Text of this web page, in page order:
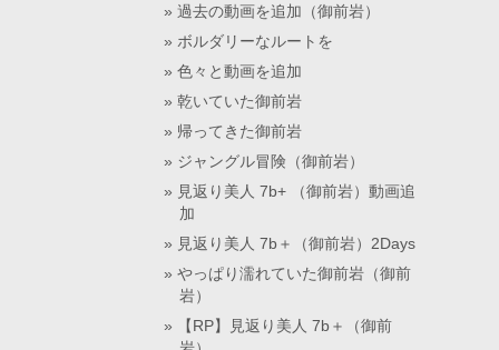
過去の動画を追加（御前岩）
ボルダリーなルートを
色々と動画を追加
乾いていた御前岩
帰ってきた御前岩
ジャングル冒険（御前岩）
見返り美人 7b+ （御前岩）動画追
加
見返り美人 7b＋（御前岩）2Days
やっぱり濡れていた御前岩（御前
岩）
【RP】見返り美人 7b＋（御前